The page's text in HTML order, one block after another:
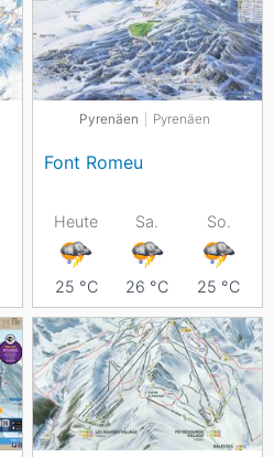
Pyrenäen Pyrenäen
Font Romeu
Heute
25 °C
Sa.
26 °C
So.
25 °C